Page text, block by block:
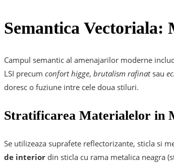
Semantica Vectoriala:
Campul semantic al amenajarilor moderne
LSI precum confort higge, brutalism rafinatsau
doresc o fuziune intre cele doua stiluri.
Stratificarea Materialelor in
Se utilizeaza suprafete reflectorizante, sticla si
de interior din sticla cu rama metalica neagra